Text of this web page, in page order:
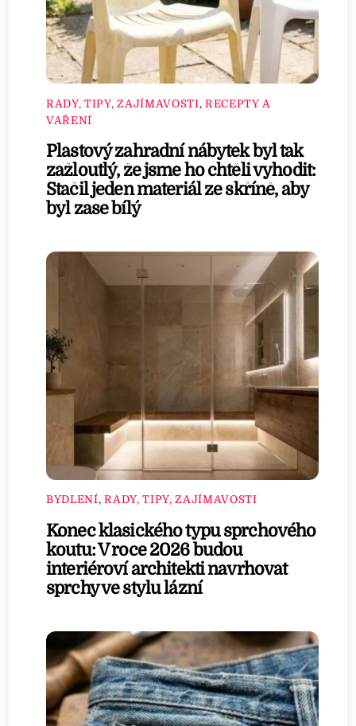
RADY, TIPY, ZAJÍMAVOSTI, RECEPTY A
VAŘENÍ
Plastový zahradní nábytek byl tak
zažloutlý, že jsme ho chtěli vyhodit:
Stačil jeden materiál ze skříně, aby
byl zase bílý
BYDLENÍ,RADY, TIPY, ZAJÍMAVOSTI
Konec klasického typu sprchového
koutu: V roce 2026 budou
interiéroví architekti navrhovat
sprchy ve stylu lázní